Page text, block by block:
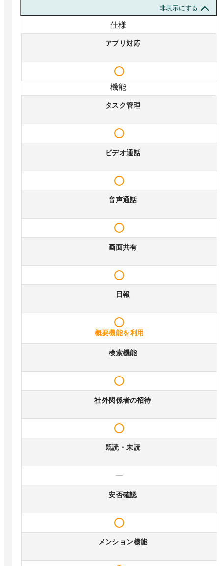
非表示にする
仕様
アプリ対応
機能
タスク管理
ビデオ通話
音声通話
画面共有
日報
概要機能を利用
検索機能
社外関係者の招待
既読・未読
—
安否確認
メンション機能